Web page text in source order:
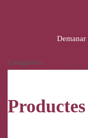
Categories: ,